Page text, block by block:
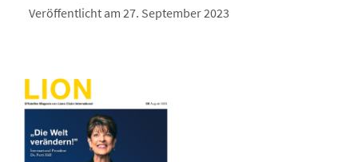
Veröffentlicht am 27. September 2023